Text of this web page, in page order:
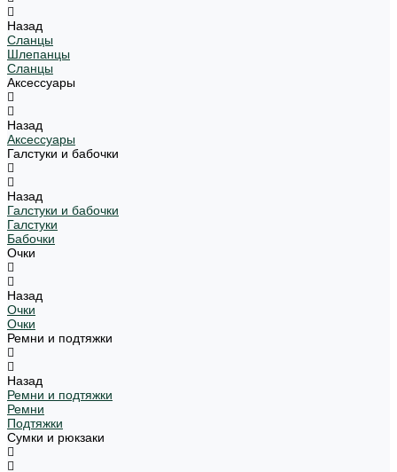
Назад
Сланцы
Шлепанцы
Сланцы
Аксессуары
Назад
Аксессуары
Галстуки и бабочки
Назад
Галстуки и бабочки
Галстуки
Бабочки
Очки
Назад
Очки
Очки
Ремни и подтяжки
Назад
Ремни и подтяжки
Ремни
Подтяжки
Сумки и рюкзаки